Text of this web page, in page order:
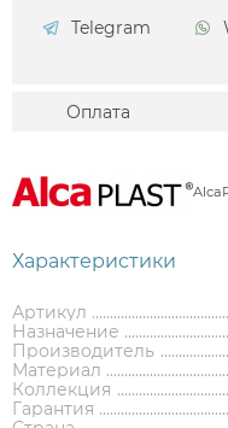
Telegram
Оплата
Характеристики
Артикул
Назначение
Производитель
Материал
Коллекция
Гарантия